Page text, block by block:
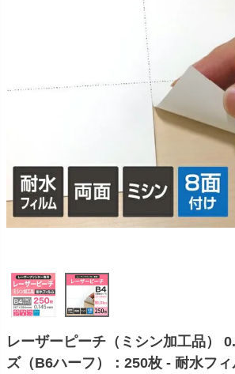
レーザーピーチ（ミシン加工品）
ズ（B6ハーフ）：250枚 - 耐水フ